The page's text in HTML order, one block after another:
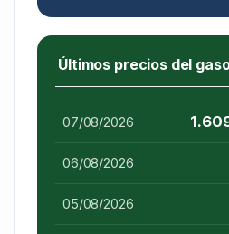
Últimos precios del
07/08/2026
06/08/2026
05/08/2026